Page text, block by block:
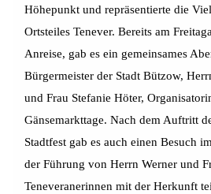
Höhepunkt und repräsentierte die
Ortsteiles Tenever. Bereits am
Anreise, gab es ein gemeinsames
Bürgermeister der Stadt Bützow,
und Frau Stefanie Höter,
Gänsemarkttage. Nach dem Auftritt
Stadtfest gab es auch einen Besuch
der Führung von Herrn Werner und
Teneveranerinnen mit der Herkunft